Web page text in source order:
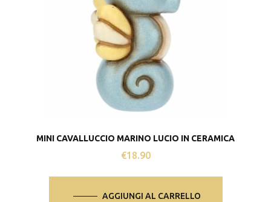
MINI CAVALLUCCIO MARINO LUCIO IN CERAMICA
€18.90
AGGIUNGI AL CARRELLO